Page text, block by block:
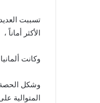
تسببت
الأكثر أماناً ،
وكانت
وشكل الحصة
المتوالية